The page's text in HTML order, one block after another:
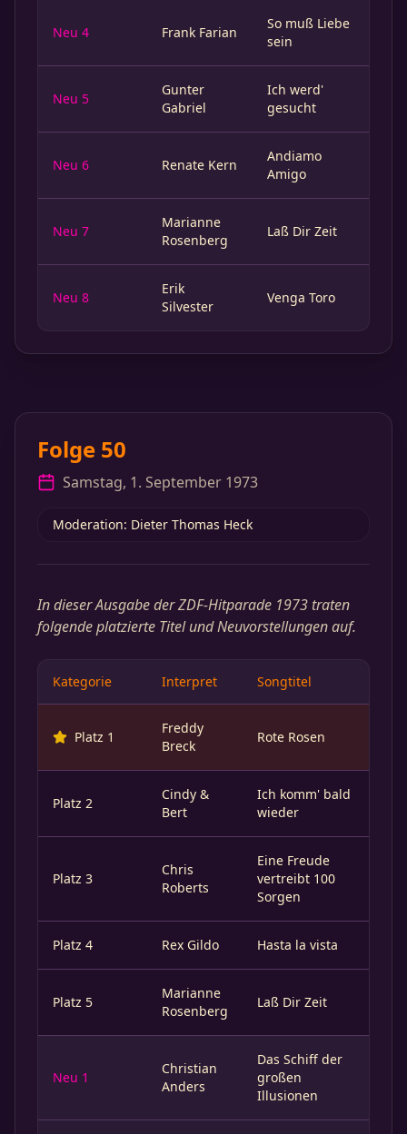
Neu 4 Frank Farian
So muß Liebe
sein
Neu 5
Gunter
Gabriel
Ich werd'
gesucht
Neu 6 Renate Kern
Andiamo
Amigo
Neu 7
Marianne
Rosenberg
Laß Dir Zeit
Neu 8
Erik
Silvester
Venga Toro
Folge 50
Samstag, 1. September 1973
Moderation: Dieter Thomas Heck
In dieser Ausgabe der ZDF-Hitparade 1973 traten
folgende platzierte Titel und Neuvorstellungen auf.
Kategorie Interpret Songtitel
Platz 1
Freddy
Breck
Rote Rosen
Platz 2
Cindy &
Bert
Ich komm' bald
wieder
Platz 3
Chris
Roberts
Eine Freude
vertreibt 100
Sorgen
Platz 4 Rex Gildo Hasta la vista
Platz 5
Marianne
Rosenberg
Laß Dir Zeit
Neu 1
Christian
Anders
Das Schiff der
großen
Illusionen